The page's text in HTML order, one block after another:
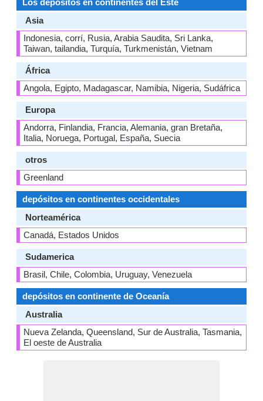
Los depósitos en continentes del Este
Asia
Indonesia, corrí, Rusia, Arabia Saudita, Sri Lanka,
Taiwan, tailandia, Turquía, Turkmenistán, Vietnam
África
Angola, Egipto, Madagascar, Namibia, Nigeria, Sudáfrica
Europa
Andorra, Finlandia, Francia, Alemania, gran Bretaña,
Italia, Noruega, Portugal, España, Suecia
otros
Greenland
depósitos en continentes occidentales
Norteamérica
Canadá, Estados Unidos
Sudamerica
Brasil, Chile, Colombia, Uruguay, Venezuela
depósitos en continente de Oceanía
Australia
Nueva Zelanda, Queensland, Sur de Australia, Tasmania,
El oeste de Australia